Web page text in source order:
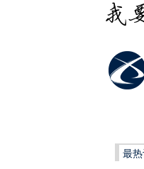
我
最